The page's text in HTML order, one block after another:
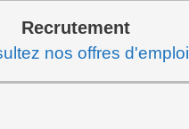
Recrutement
nos offres d'emploi